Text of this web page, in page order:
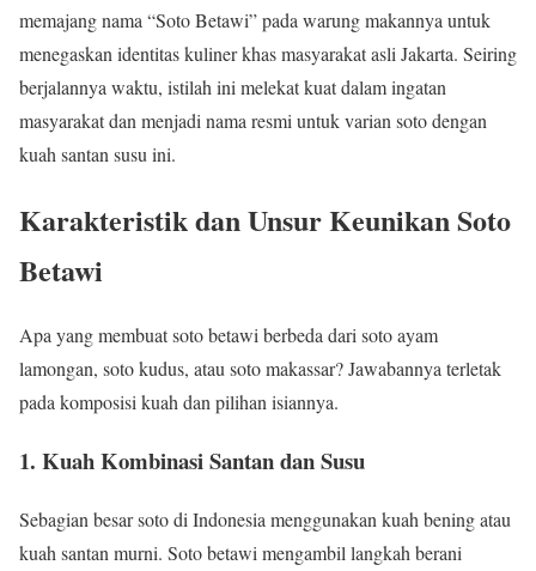
memajang nama “Soto Betawi” pada warung makannya untuk
menegaskan identitas kuliner khas masyarakat asli Jakarta. Seiring
berjalannya waktu, istilah ini melekat kuat dalam ingatan
masyarakat dan menjadi nama resmi untuk varian soto dengan
kuah santan susu ini.
Karakteristik dan Unsur Keunikan Soto
Betawi
Apa yang membuat soto betawi berbeda dari soto ayam
lamongan, soto kudus, atau soto makassar? Jawabannya terletak
pada komposisi kuah dan pilihan isiannya.
1. Kuah Kombinasi Santan dan Susu
Sebagian besar soto di Indonesia menggunakan kuah bening atau
kuah santan murni. Soto betawi mengambil langkah berani